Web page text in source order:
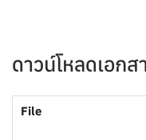
ดาวน์โหลดเอกส
File